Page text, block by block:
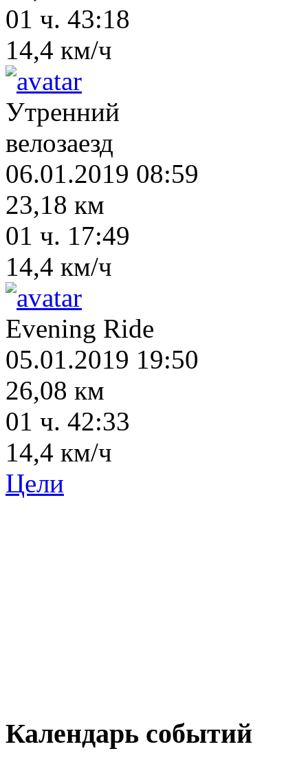
01 ч. 43:18
14,4 км/ч
Утренний
велозаезд
06.01.2019 08:59
23,18 км
01 ч. 17:49
14,4 км/ч
Evening Ride
05.01.2019 19:50
26,08 км
01 ч. 42:33
14,4 км/ч
Цели
Календарь событий